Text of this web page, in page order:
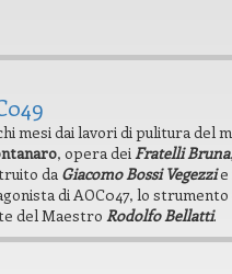
mesi dai lavori di pulitura del
, opera deiFratelli Bruna
da Giacomo Bossi Vegezzie
di AOC047, lo
del Maestro Rodolfo Bellatti.